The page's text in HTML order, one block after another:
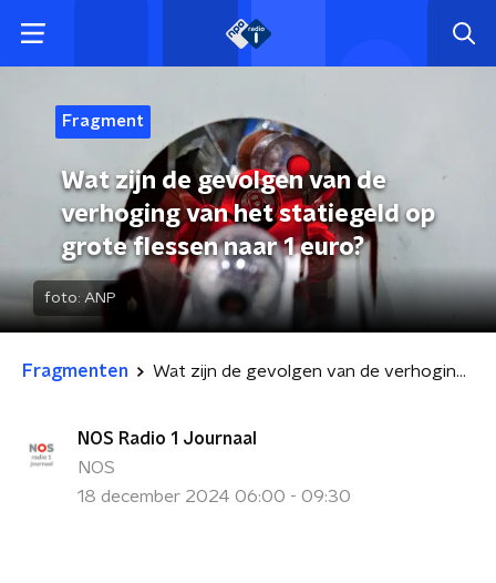
Fragment
Wat zijn de gevolgen van de
verhoging van het statiegeld op
grote flessen naar 1 euro?
foto: ANP
Fragmenten Wat zijn de gevolgen van de verhoging van het statiegeld op grote flessen naar 1 euro?
NOS Radio 1 Journaal
NOS
18 december 2024 06:00 - 09:30